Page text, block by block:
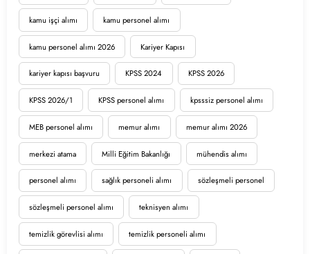
kamu işçi alımı kamu personel alımı
kamu personel alımı 2026 Kariyer Kapısı
kariyer kapısı başvuru KPSS 2024 KPSS 2026
KPSS 2026/1 KPSS personel alımı kpsssiz personel alımı
MEB personel alımı memur alımı memur alımı 2026
merkezi atama Milli Eğitim Bakanlığı mühendis alımı
personel alımı sağlık personeli alımı sözleşmeli personel
sözleşmeli personel alımı teknisyen alımı
temizlik görevlisi alımı temizlik personeli alımı